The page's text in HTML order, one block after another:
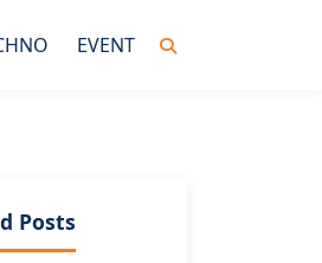
EVENT
Posts